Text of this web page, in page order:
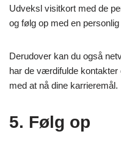
Udveksl visitkort med de
og følg op med en
Derudover kan du også
har de værdifulde
med at nå dine karrieremål.
5. Følg op